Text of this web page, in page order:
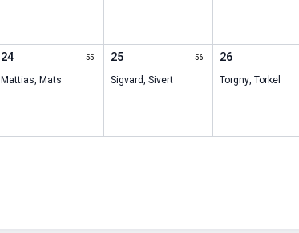
24 55
Mattias,Mats
25 56
Sigvard, Sivert
26
Torgny,Torkel